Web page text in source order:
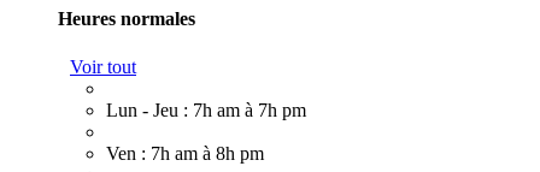
Heures normales
Voir tout
Lun - Jeu : 7h am à 7h pm
Ven : 7h am à 8h pm